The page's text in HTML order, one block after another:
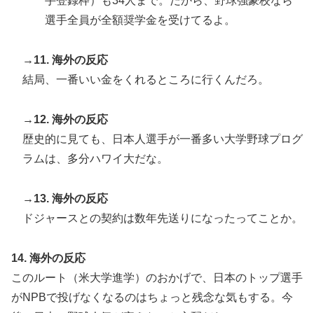
選手全員が全額奨学金を受けてるよ。
→11. 海外の反応
結局、一番いい金をくれるところに行くんだろ。
→12. 海外の反応
歴史的に見ても、日本人選手が一番多い大学野球プログ
ラムは、多分ハワイ大だな。
→13. 海外の反応
ドジャースとの契約は数年先送りになったってことか。
14. 海外の反応
このルート（米大学進学）のおかげで、日本のトップ選手
がNPBで投げなくなるのはちょっと残念な気もする。今